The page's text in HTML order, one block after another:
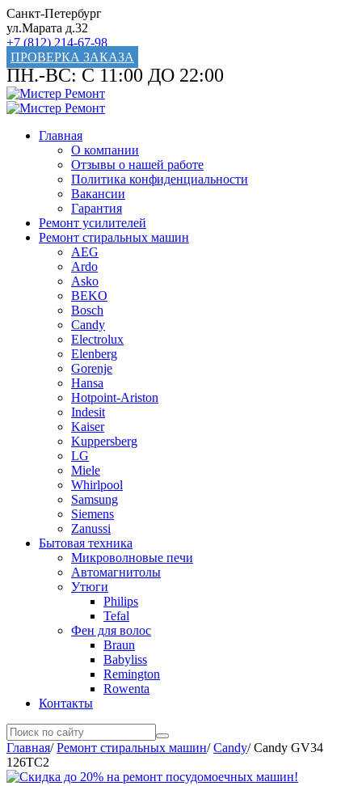
Санкт-Петербург
ул.Марата д.32
+7 (812) 214-67-98
ПРОВЕРКА ЗАКАЗА
ПН.-ВС: С 11:00 ДО 22:00
Главная
О компании
Отзывы о нашей работе
Политика конфиденциальности
Вакансии
Гарантия
Ремонт усилителей
Ремонт стиральных машин
AEG
Ardo
Asko
BEKO
Bosch
Candy
Electrolux
Elenberg
Gorenje
Hansa
Hotpoint-Ariston
Indesit
Kaiser
Kuppersberg
LG
Miele
Whirlpool
Samsung
Siemens
Zanussi
Бытовая техника
Микроволновые печи
Автомагнитолы
Утюги
Philips
Tefal
Фен для волос
Braun
Babyliss
Remington
Rowenta
Контакты
Главная/Ремонт стиральных машин/Candy/Candy GV34
126TC2